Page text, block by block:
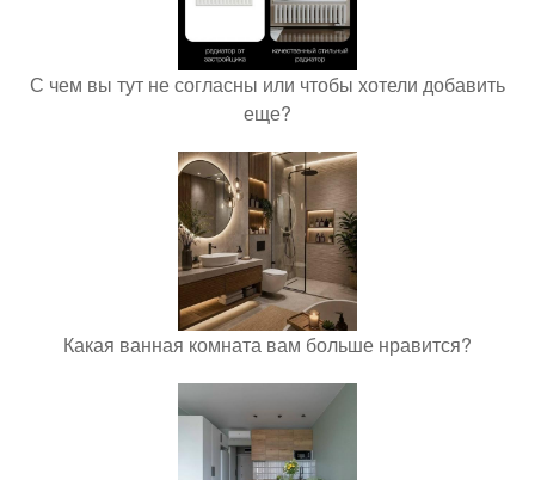
С чем вы тут не согласны или чтобы хотели добавить
еще?
Какая ванная комната вам больше нравится?